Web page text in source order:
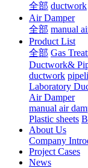
全部 ductwork
Air Damper
全部 manual
Product List
全部 Gas
Ductwork&
ductwork
Laboratory
Air Damper
manual air
Plastic sheets
About Us
Company
Project Cases
News